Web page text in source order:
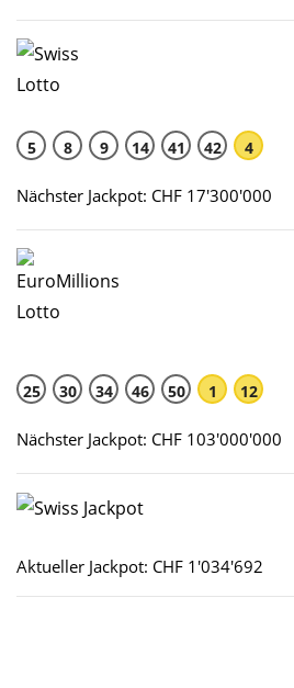
5 8 9 14 41 42 4
Nächster Jackpot: CHF 17'300'000
25 30 34 46 50 1 12
Nächster Jackpot: CHF 103'000'000
Aktueller Jackpot: CHF 1'034'692